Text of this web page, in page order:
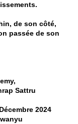
de son côté,
passée de son
Sattru
2024